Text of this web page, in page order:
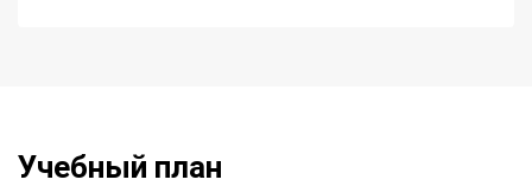
Учебный план